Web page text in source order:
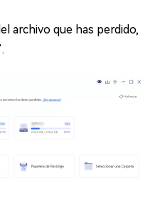
archivo que has perdido,